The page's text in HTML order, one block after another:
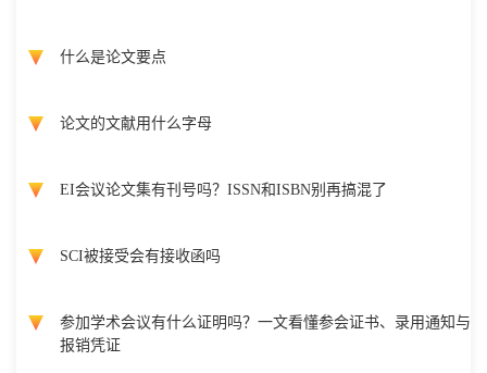
什么是论文要点
论文的文献用什么字母
EI会议论文集有刊号吗？ISSN和ISBN别再搞混了
SCI被接受会有接收函吗
参加学术会议有什么证明吗？一文看懂参会证书、录用通知与
报销凭证